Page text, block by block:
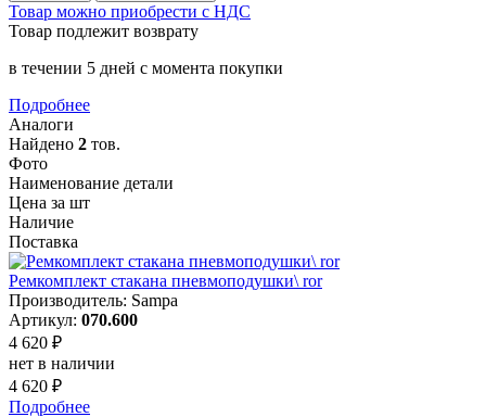
Товар можно приобрести с НДС
Товар подлежит возврату
в течении 5 дней с момента покупки
Подробнее
Аналоги
Найдено 2 тов.
Фото
Наименование детали
Цена за шт
Наличие
Поставка
Ремкомплект стакана пневмоподушки\ ror
Производитель: Sampa
Артикул: 070.600
4 620 ₽
нет в наличии
4 620 ₽
Подробнее